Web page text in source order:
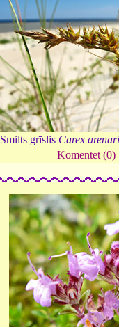
Smilts grīslis Carex
Komentēt (0)